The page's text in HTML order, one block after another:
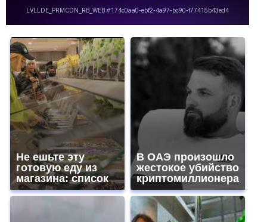
Не ешьте эту
готовую еду из
магазина: список
В ОАЭ произошло
жестокое убийство
криптомиллионера